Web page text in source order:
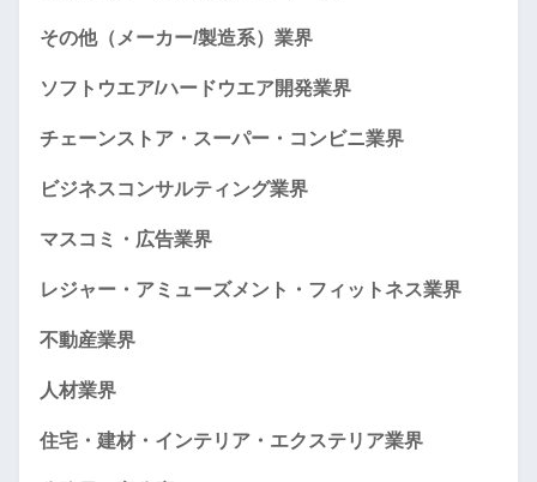
その他（メーカー/製造系）業界
ソフトウエア/ハードウエア開発業界
チェーンストア・スーパー・コンビニ業界
ビジネスコンサルティング業界
マスコミ・広告業界
レジャー・アミューズメント・フィットネス業界
不動産業界
人材業界
住宅・建材・インテリア・エクステリア業界